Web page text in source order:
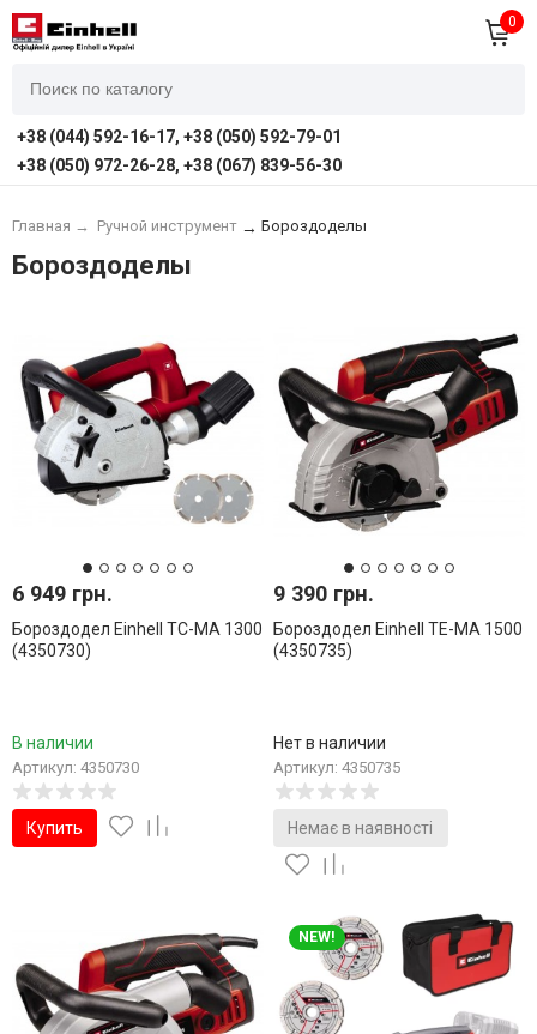
0
+38 (044) 592-16-17, +38 (050) 592-79-01
+38 (050) 972-26-28, +38 (067) 839-56-30
Главная → Ручной инструмент → Бороздоделы
Бороздоделы
6 949 грн.
Бороздодел Einhell TC-MA 1300
(4350730)
В наличии
Артикул: 4350730
Купить
9 390 грн.
Бороздодел Einhell TE-MA 1500
(4350735)
Нет в наличии
Артикул: 4350735
Немає в наявності
NEW!